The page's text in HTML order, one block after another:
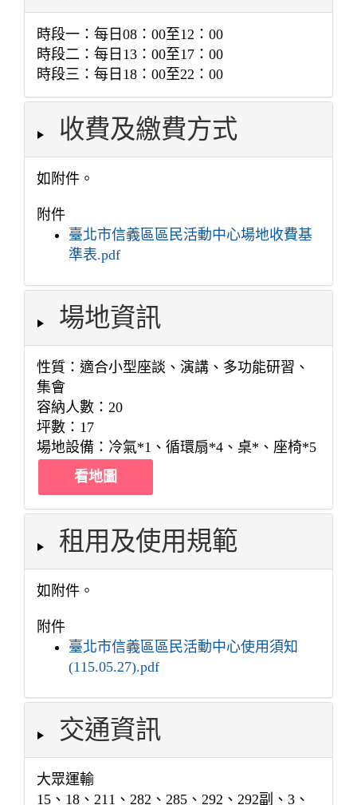
時段一：每日08：00至12：00
時段二：每日13：00至17：00
時段三：每日18：00至22：00
收費及繳費方式
如附件。
附件
臺北市信義區區民活動中心場地收費基
準表.pdf
場地資訊
性質：適合小型座談、演講、多功能研習、
集會
容納人數：20
坪數：17
場地設備：冷氣*1、循環扇*4、桌*、座椅*5
看地圖
租用及使用規範
如附件。
附件
臺北市信義區區民活動中心使用須知
(115.05.27).pdf
交通資訊
大眾運輸
15、18、211、282、285、292、292副、3、